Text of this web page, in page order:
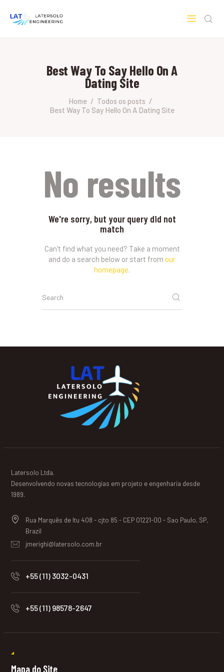
Best Way To Say Hello On A
Dating Site
Home
Todos os posts
Best Way To Say Hello On A Dating Site
HOME
SOBRE A LATERSOLO
ENGINEERING
MERCADOS & SERVIÇOS
No results
We're sorry, but your query did not
match
Can't find what you need? Take a moment
and do a search below or start from our
homepage.
Latersolo Ltda.
Desenvolvendo novas tecnologias em projeto e engenharia desde
1989.
Rua Marquês de Itu 408 - cjto 85 - CEP 01221-00 - Sao Paulo, SP,
Brazil
jmerighi@latersolo.com.br
+55 (11) 3032-0431
+55 (11) 98578-2647
Mapa do Site